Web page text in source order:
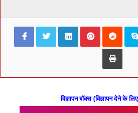
FacebookTwitterLinkedInPinterest
Print
विज्ञापन बॉक्स (विज्ञापन देने के